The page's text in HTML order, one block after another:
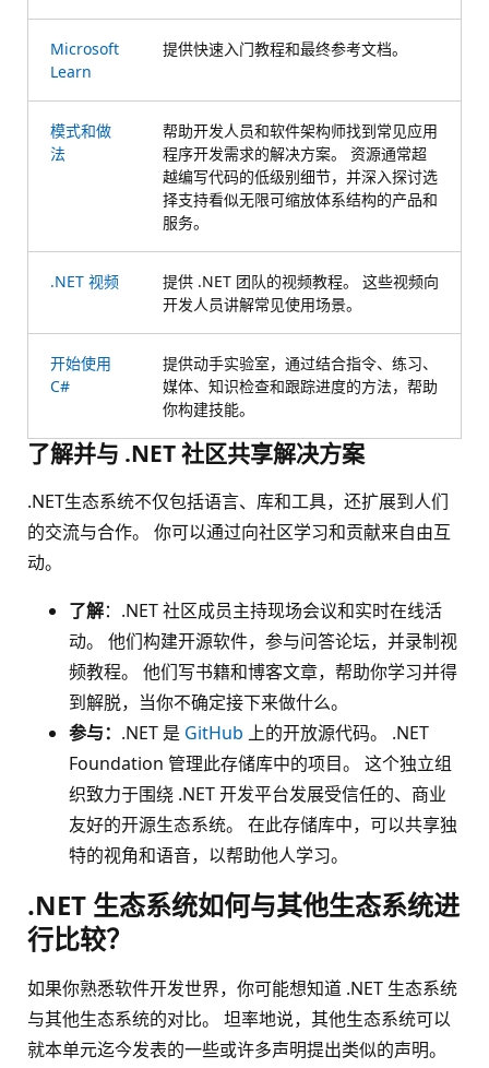
Microsoft
Learn
提供快速入门教程和最终参考文档。
模式和做
法
帮助开发人员和软件架构师找到常见应用
程序开发需求的解决方案。 资源通常超
越编写代码的低级别细节，并深入探讨选
择支持看似无限可缩放体系结构的产品和
服务。
.NET 视频
提供 .NET 团队的视频教程。 这些视频向
开发人员讲解常见使用场景。
开始使用
C#
提供动手实验室，通过结合指令、练习、
媒体、知识检查和跟踪进度的方法，帮助
你构建技能。
了解并与 .NET 社区共享解决方案
.NET生态系统不仅包括语言、库和工具，还扩展到人们
的交流与合作。 你可以通过向社区学习和贡献来自由互
动。
了解：.NET 社区成员主持现场会议和实时在线活
动。 他们构建开源软件，参与问答论坛，并录制视
频教程。 他们写书籍和博客文章，帮助你学习并得
到解脱，当你不确定接下来做什么。
参与： .NET 是 GitHub 上的开放源代码。 .NET
Foundation 管理此存储库中的项目。 这个独立组
织致力于围绕 .NET 开发平台发展受信任的、商业
友好的开源生态系统。 在此存储库中，可以共享独
特的视角和语音，以帮助他人学习。
.NET 生态系统如何与其他生态系统进
行比较？
如果你熟悉软件开发世界，你可能想知道 .NET 生态系统
与其他生态系统的对比。 坦率地说，其他生态系统可以
就本单元迄今发表的一些或许多声明提出类似的声明。